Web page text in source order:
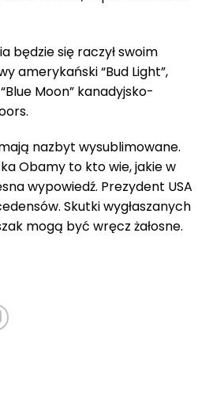
będzie się raczył swoim
amerykański “Bud Light”,
Moon” kanadyjsko-
nazbyt wysublimowane.
Obamy to kto wie, jakie w
wypowiedź. Prezydent USA
Skutki wygłaszanych
mogą być wręcz żałosne.